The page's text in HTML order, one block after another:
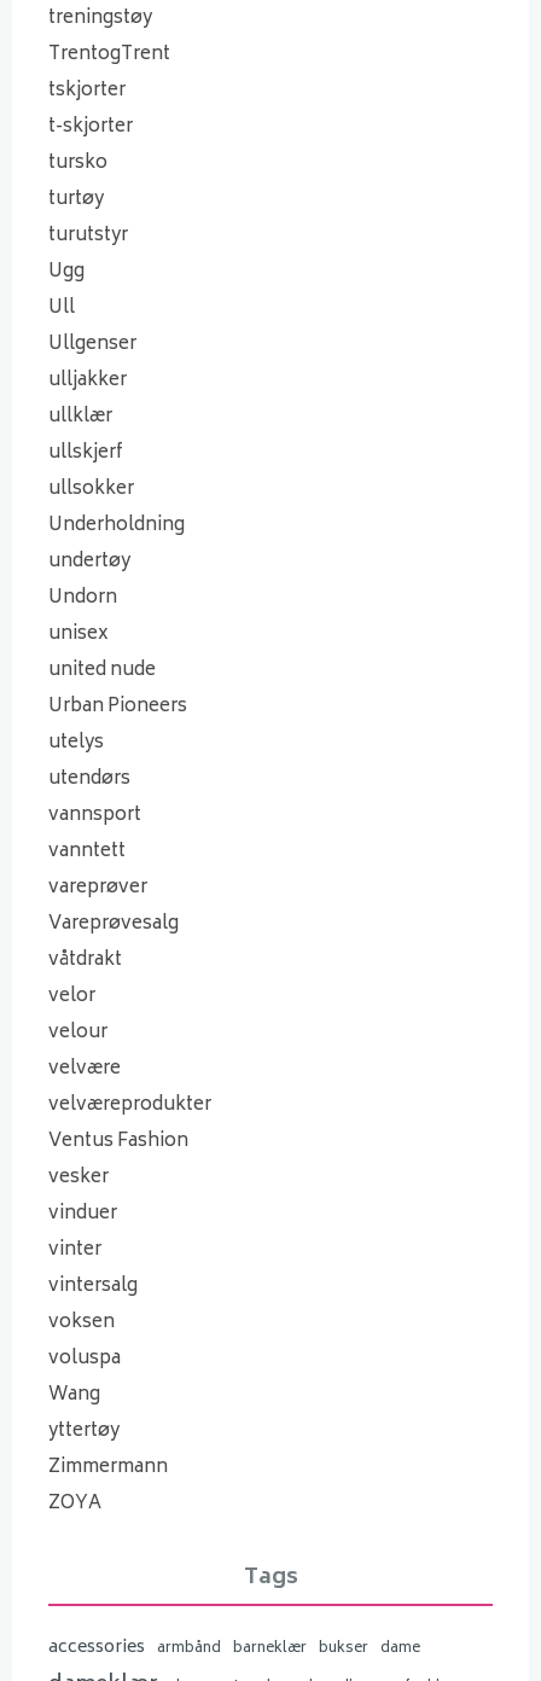
treningstøy
TrentogTrent
tskjorter
t-skjorter
tursko
turtøy
turutstyr
Ugg
Ull
Ullgenser
ulljakker
ullklær
ullskjerf
ullsokker
Underholdning
undertøy
Undorn
unisex
united nude
Urban Pioneers
utelys
utendørs
vannsport
vanntett
vareprøver
Vareprøvesalg
våtdrakt
velor
velour
velvære
velværeprodukter
Ventus Fashion
vesker
vinduer
vinter
vintersalg
voksen
voluspa
Wang
yttertøy
Zimmermann
ZOYA
Tags
accessories armbånd barneklær bukser dame